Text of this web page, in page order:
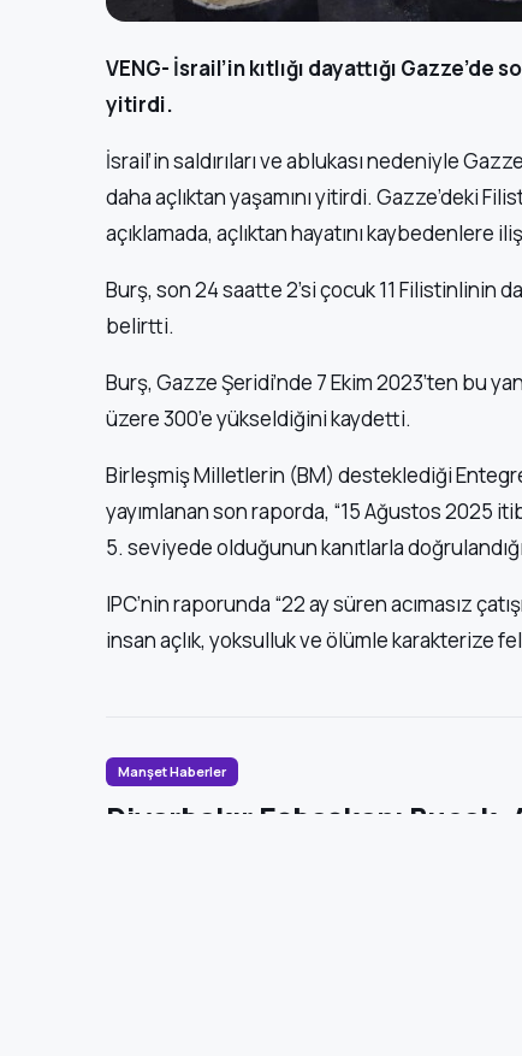
VENG- İsrail’in kıtlığı dayattığı Gazze’de
yitirdi.
İsrail’in saldırıları ve ablukası nedeniyle
daha açlıktan yaşamını yitirdi. Gazze’deki
açıklamada, açlıktan hayatını kaybedenlere
Burş, son 24 saatte 2’si çocuk 11 Filistinlinin
belirtti.
Burş, Gazze Şeridi’nde 7 Ekim 2023’ten bu
üzere 300’e yükseldiğini kaydetti.
Birleşmiş Milletlerin (BM) desteklediği Entegre
yayımlanan son raporda, “15 Ağustos 2025
5. seviyede olduğunun kanıtlarla
IPC’nin raporunda “22 ay süren acımasız
insan açlık, yoksulluk ve ölümle karakterize
Manşet Haberler
Diyarbakır Eşbaşkanı